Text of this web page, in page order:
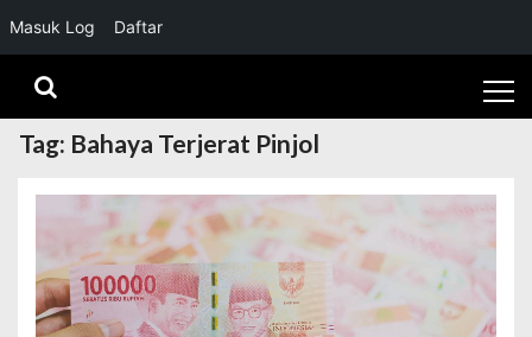
Masuk Log
Daftar
navigation
content
Tag: Bahaya Terjerat Pinjol